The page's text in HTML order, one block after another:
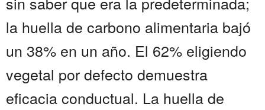
la huella de carbono alimentaria bajó
un 38% en un año. El 62% eligiendo
vegetal por defecto demuestra
eficacia conductual. La huella de